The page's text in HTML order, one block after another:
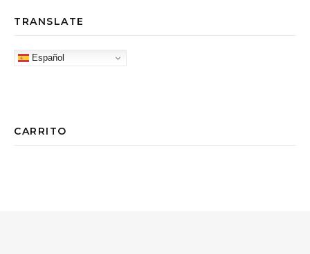
TRANSLATE
Español
CARRITO